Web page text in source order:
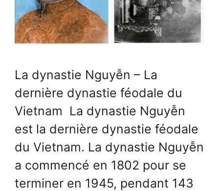
La dynastie Nguyễn – La
dernière dynastie féodale du
Vietnam La dynastie Nguyễn
est la dernière dynastie féodale
du Vietnam. La dynastie Nguyễn
a commencé en 1802 pour se
terminer en 1945, pendant 143